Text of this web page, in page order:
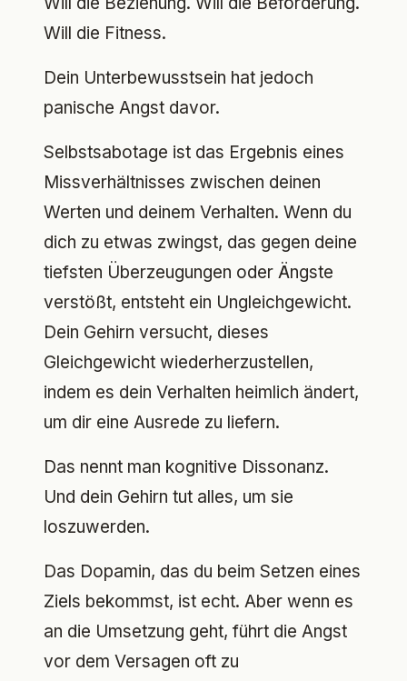
Will die Fitness.
Dein Unterbewusstsein hat jedoch
panische Angst davor.
Selbstsabotage ist das Ergebnis eines
Missverhältnisses zwischen deinen
Werten und deinem Verhalten. Wenn du
dich zu etwas zwingst, das gegen deine
tiefsten Überzeugungen oder Ängste
verstößt, entsteht ein Ungleichgewicht.
Dein Gehirn versucht, dieses
Gleichgewicht wiederherzustellen,
indem es dein Verhalten heimlich ändert,
um dir eine Ausrede zu liefern.
Das nennt man kognitive Dissonanz.
Und dein Gehirn tut alles, um sie
loszuwerden.
Das Dopamin, das du beim Setzen eines
Ziels bekommst, ist echt. Aber wenn es
an die Umsetzung geht, führt die Angst
vor dem Versagen oft zu